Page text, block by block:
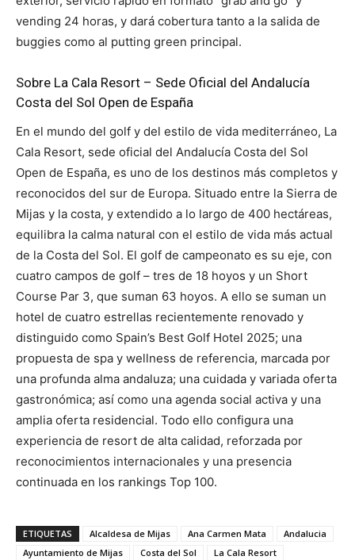
vending 24 horas, y dará cobertura tanto a la salida de
buggies como al putting green principal.
Sobre La Cala Resort – Sede Oficial del Andalucía
Costa del Sol Open de España
En el mundo del golf y del estilo de vida mediterráneo, La
Cala Resort, sede oficial del Andalucía Costa del Sol
Open de España, es uno de los destinos más completos y
reconocidos del sur de Europa. Situado entre la Sierra de
Mijas y la costa, y extendido a lo largo de 400 hectáreas,
equilibra la calma natural con el estilo de vida más actual
de la Costa del Sol. El golf de campeonato es su eje, con
cuatro campos de golf – tres de 18 hoyos y un Short
Course Par 3, que suman 63 hoyos. A ello se suman un
hotel de cuatro estrellas recientemente renovado y
distinguido como Spain’s Best Golf Hotel 2025; una
propuesta de spa y wellness de referencia, marcada por
una profunda alma andaluza; una cuidada y variada oferta
gastronómica; así como una agenda social activa y una
amplia oferta residencial. Todo ello configura una
experiencia de resort de alta calidad, reforzada por
reconocimientos internacionales y una presencia
continuada en los rankings Top 100.
ETIQUETAS Alcaldesa de Mijas Ana Carmen Mata
Andalucia
Ayuntamiento de Mijas
Costa del Sol
La Cala Resort